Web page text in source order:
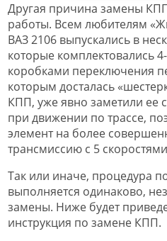
Другая причина замены
работы. Всем любителям
ВАЗ 2106 выпускались в
которые комплектовались
коробками переключения
которым досталась
КПП, уже явно заметили ее
при движении по трассе,
элемент на более
трансмиссию с 5
Так или иначе, процедура
выполняется одинаково,
замены. Ниже будет
инструкция по замене КПП.